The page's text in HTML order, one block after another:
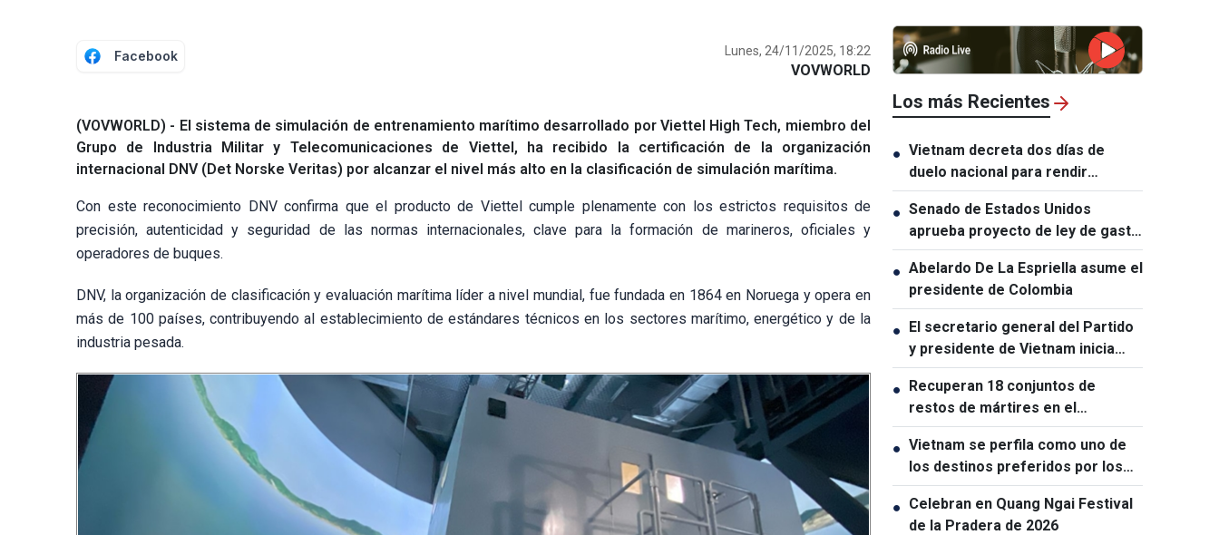
Facebook Lunes, 24/11/2025, 18:22
VOVWORLD
(VOVWORLD) - El sistema de simulación de entrenamiento marítimo desarrollado por Viettel High Tech, miembro del
Grupo de Industria Militar y Telecomunicaciones de Viettel, ha recibido la certificación de la organización
internacional DNV (Det Norske Veritas) por alcanzar el nivel más alto en la clasificación de simulación marítima.
Con este reconocimiento DNV confirma que el producto de Viettel cumple plenamente con los estrictos requisitos de
precisión, autenticidad y seguridad de las normas internacionales, clave para la formación de marineros, oficiales y
operadores de buques.
DNV, la organización de clasificación y evaluación marítima líder a nivel mundial, fue fundada en 1864 en Noruega y opera en
más de 100 países, contribuyendo al establecimiento de estándares técnicos en los sectores marítimo, energético y de la
industria pesada.
Los más Recientes
● Vietnam decreta dos días de
duelo nacional para rendir
homenaje al presidente de la
Asamblea Nacional de Laos
● Senado de Estados Unidos
aprueba proyecto de ley de gasto
temporal
● Abelardo De La Espriella asume el
presidente de Colombia
● El secretario general del Partido
y presidente de Vietnam inicia
visitas de Estado a Australia y
Nueva Zelanda
● Recuperan 18 conjuntos de
restos de mártires en el
cementerio de Le Thi Rieng, en
Ciudad Ho Chi Minh
● Vietnam se perfila como uno de
los destinos preferidos por los
turistas indios
● Celebran en Quang Ngai Festival
de la Pradera de 2026